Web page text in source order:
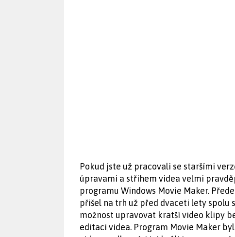
Pokud jste už pracovali se staršími
úpravami a střihem videa velmi
programu Windows Movie Maker.
přišel na trh už před dvaceti lety spolu
možnost upravovat kratší video klipy
editaci videa. Program Movie Maker